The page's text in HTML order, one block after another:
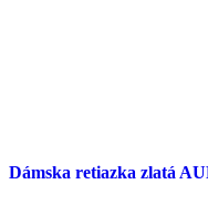
Dámska retiazka zlatá